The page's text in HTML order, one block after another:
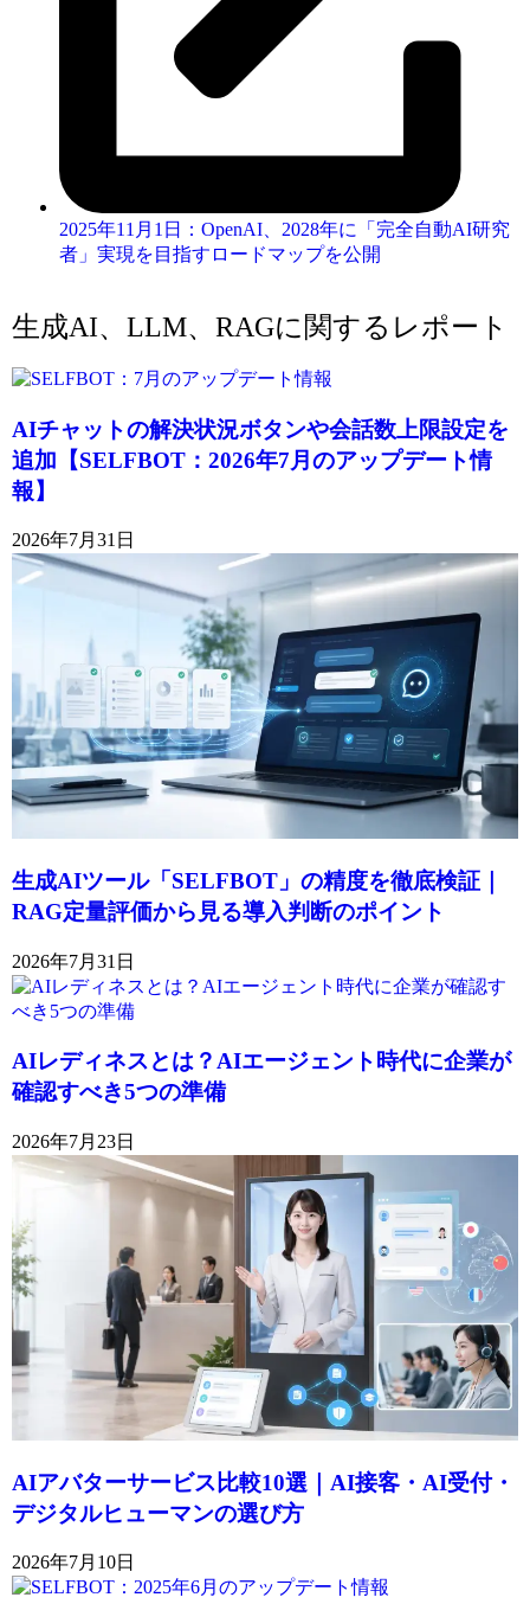
2025年11月1日：OpenAI、2028年に「完全自動AI研究
者」実現を目指すロードマップを公開
生成AI、LLM、RAGに関するレポート
AIチャットの解決状況ボタンや会話数上限設定を
追加【SELFBOT：2026年7月のアップデート情
報】
2026年7月31日
生成AIツール「SELFBOT」の精度を徹底検証｜
RAG定量評価から見る導入判断のポイント
2026年7月31日
AIレディネスとは？AIエージェント時代に企業が
確認すべき5つの準備
2026年7月23日
AIアバターサービス比較10選｜AI接客・AI受付・
デジタルヒューマンの選び方
2026年7月10日